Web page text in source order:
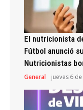
El nutricionista
Fútbol anunció
Nutricionistas
General jueves 6